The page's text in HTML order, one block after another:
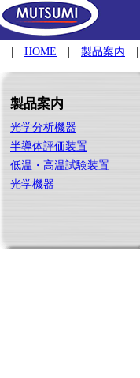
HOME 製品案内
製品案内
光学分析機器
半導体評価装置
低温・高温試験装置
光学機器